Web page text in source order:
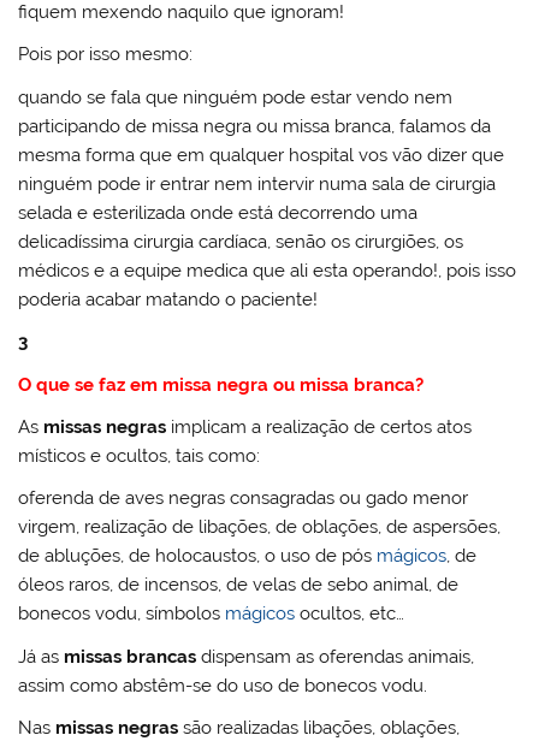
fiquem mexendo naquilo que ignoram!
Pois por isso mesmo:
quando se fala que ninguém pode estar vendo nem
participando de missa negra ou missa branca, falamos da
mesma forma que em qualquer hospital vos vão dizer que
ninguém pode ir entrar nem intervir numa sala de cirurgia
selada e esterilizada onde está decorrendo uma
delicadíssima cirurgia cardíaca, senão os cirurgiões, os
médicos e a equipe medica que ali esta operando!, pois isso
poderia acabar matando o paciente!
3
O que se faz em missa negra ou missa branca?
As missas negras implicam a realização de certos atos
místicos e ocultos, tais como:
oferenda de aves negras consagradas ou gado menor
virgem, realização de libações, de oblações, de aspersões,
de abluções, de holocaustos, o uso de pós mágicos, de
óleos raros, de incensos, de velas de sebo animal, de
bonecos vodu, símbolos mágicos ocultos, etc…
Já as missas brancas dispensam as oferendas animais,
assim como abstêm-se do uso de bonecos vodu.
Nas missas negras são realizadas libações, oblações,